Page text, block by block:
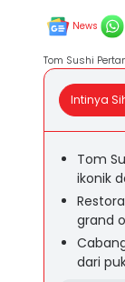
News
Tom Sushi
Intinya
Tom
ikonik
grand
dari